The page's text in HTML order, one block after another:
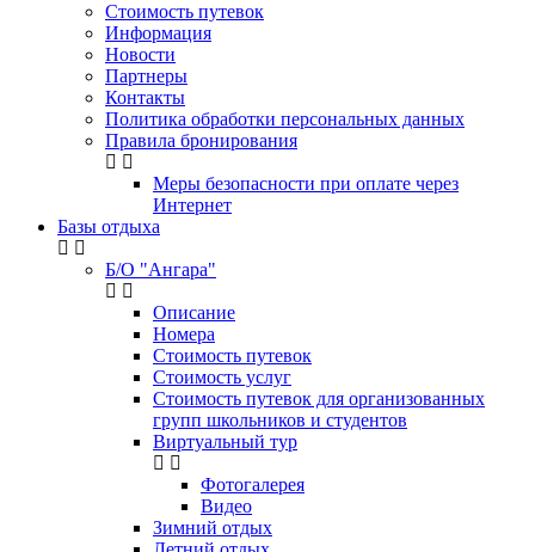
Стоимость путевок
Информация
Новости
Партнеры
Контакты
Политика обработки персональных данных
Правила бронирования
Меры безопасности при оплате через
Интернет
Базы отдыха
Б/О "Ангара"
Описание
Номера
Стоимость путевок
Стоимость услуг
Стоимость путевок для организованных
групп школьников и студентов
Виртуальный тур
Фотогалерея
Видео
Зимний отдых